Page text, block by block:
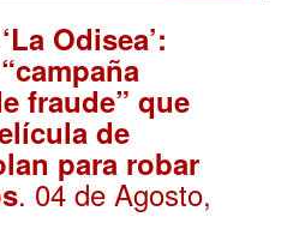
Odisea’:
fraude” que
de
para robar
. 04 de Agosto,